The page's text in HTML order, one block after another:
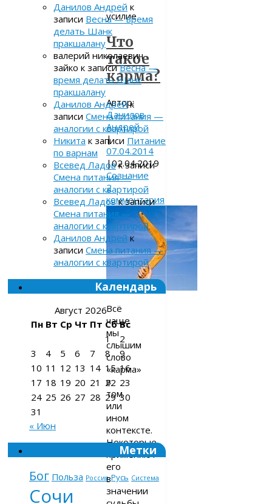
усилие
Что
такое
карма?
Автор:
Данилов
Андрей
|
07.04.2014
|02.04.2019
Сознание
2
комментария
Всё
чаще
мы
слышим
слово
«карма»
в
том
или
ином
контексте.
Некоторые
применяют
его
в
значении
Данилов Андрей к
записи Весна — время
делать Шанк
пракшалану
валерий николаевич
зайко к записиВесна —
время делать Шанк
пракшалану
Данилов Андрейк
записи Смена питания —
аналогии с квартирой
Никита к записи Питание
по варнам
Всевед Ладовк записи
Смена питания —
аналогии с квартирой
Всевед Ладовк записи
Смена питания —
аналогии с квартирой
Данилов Андрей к
записи Смена питания —
аналогии с квартирой
Календарь
Август 2026
Пн Вт Ср Чт Пт Сб Вс
1
2
3
4 5 6 7 8
9
10 11 12 13 14 15 16
17 18 19 20 21 22 23
24 25 26 27 28 29 30
31
« Июн
Метки
Бог Польза Россия Русь Система
Сочи